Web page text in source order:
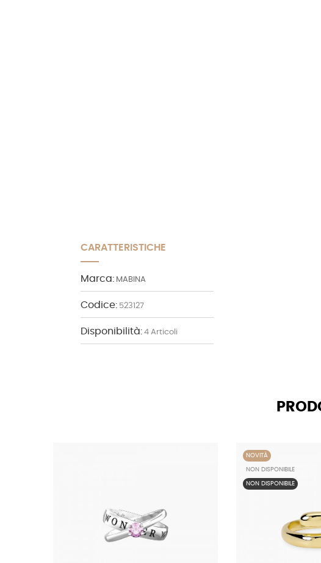
CARATTERISTICHE
Marca: MABINA
Codice: 523127
Disponibilità: 4 Articoli
NOVITÀ
NON DISPONIBILE
NON DISPONIBILE